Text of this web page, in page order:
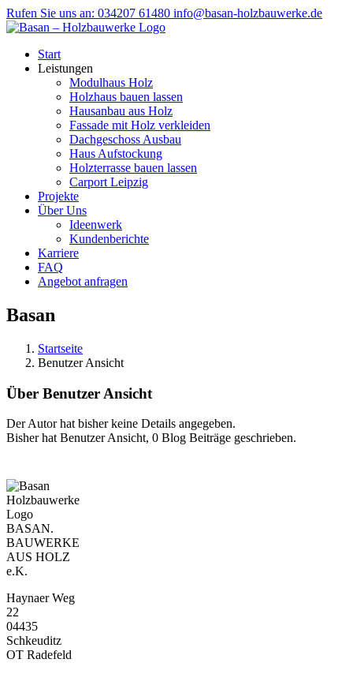
Zum
Inhalt
Rufen Sie uns an: 034207 61480 info@basan-holzbauwerke.de
Start
Leistungen
Modulhaus Holz
Holzhaus bauen lassen
Hausanbau aus Holz
Fassade mit Holz verkleiden
Dachgeschoss Ausbau
Haus Aufstockung
Holzterrasse bauen lassen
Carport Leipzig
Projekte
Über Uns
Ideenwerk
Kundenberichte
Karriere
FAQ
Angebot anfragen
Basan
Startseite
Benutzer Ansicht
Über Benutzer Ansicht
Der Autor hat bisher keine Details angegeben.
Bisher hat Benutzer Ansicht, 0 Blog Beiträge geschrieben.
BASAN.
BAUWERKE
AUS HOLZ
e.K.
Haynaer Weg
22
04435
Schkeuditz
OT Radefeld